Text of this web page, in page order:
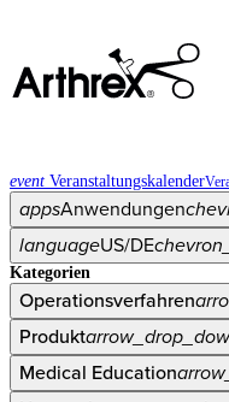
event Veranstaltungskalender
appsAnwendungen
languageUS/DE
Kategorien
Operationsverfahren
Produkt
Medical Education